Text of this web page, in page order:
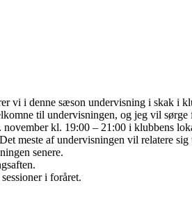
vi i denne sæson undervisning i skak i
til undervisningen, og jeg vil
kl. 19:00 – 21:00 i klubbens
meste af undervisningen vil relatere
senere.
i foråret.